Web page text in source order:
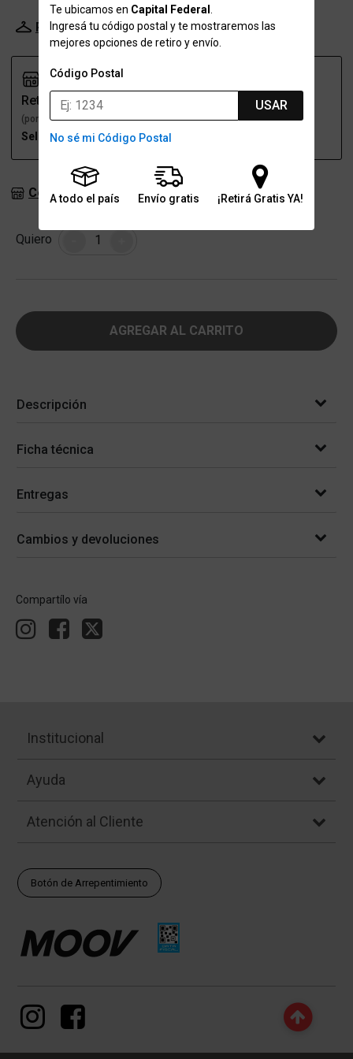
Te ubicamos en Capital Federal
Ingresá tu código postal y te mostraremos las
mejores opciones de retiro y envío.
Código Postal
USAR
No sé mi Código Postal
A todo el país Envío gratis ¡Retirá Gratis YA!
Probador Virtual Tabla de talles
Retiro
(por una sucursal)
Seleccioná talle
(a domicilio)
Consultar stock en sucursales
Quiero Cantidad
AGREGAR AL CARRITO
Descripción
Ficha técnica
Entregas
Cambios y devoluciones
Compartílo vía
Institucional
Ayuda
Atención al Cliente
Botón de Arrepentimiento